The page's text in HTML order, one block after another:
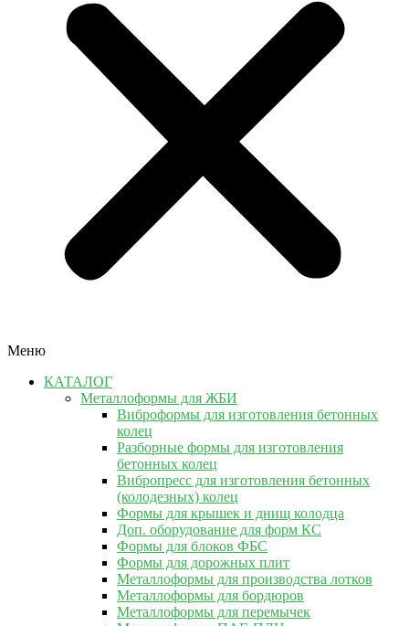
Меню
КАТАЛОГ
Металлоформы для ЖБИ
Виброформы для изготовления бетонных
колец
Разборные формы для изготовления
бетонных колец
Вибропресс для изготовления бетонных
(колодезных) колец
Формы для крышек и днищ колодца
Доп. оборудование для форм КС
Формы для блоков ФБС
Формы для дорожных плит
Металлоформы для производства лотков
Металлоформы для бордюров
Металлоформы для перемычек